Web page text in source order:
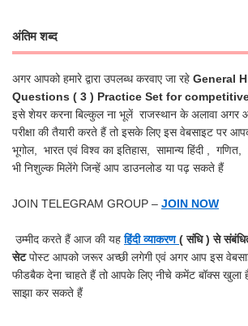
अंतिम शब्द
अगर आपको हमारे द्वारा उपलब्ध करवाए जा रहे General
Questions ( 3 ) Practice Set for
इसे शेयर करना बिल्कुल ना भूलें राजस्थान के अलावा अगर
परीक्षा की तैयारी करते हैं तो इसके लिए इस वेबसाइट पर
भूगोल, भारत एवं विश्व का इतिहास, सामान्य हिंदी ,
भी निशुल्क मिलेंगे जिन्हें आप डाउनलोड या पढ़ सकते हैं
JOIN TELEGRAM GROUP – JOIN NOW
उम्मीद करते हैं आज की यहहिंदी व्याकरण( संधि ) से
सेटपोस्ट आपको जरूर अच्छी लगेगी एवं अगर आप इस
फीडबैक देना चाहते हैं तो आपके लिए नीचे कमेंट बॉक्स खुला
साझा कर सकते हैं